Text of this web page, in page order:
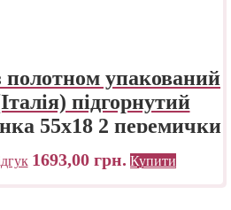
полотном упакований
підгорнутий
55х18 2 перемички
Україна
1693,00 грн. Купити